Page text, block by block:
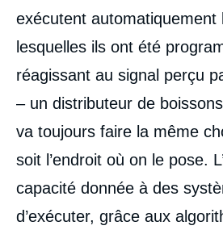
exécutent automatiquement
lesquelles ils ont été
réagissant au signal perçu
– un distributeur de
va toujours faire la même
soit l’endroit où on le pose.
capacité donnée à des
d’exécuter, grâce aux